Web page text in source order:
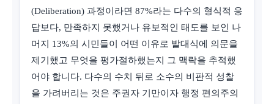
(Deliberation) 과정이라면 87%라는 다수의 형식적 응
답보다, 만족하지 못했거나 유보적인 태도를 보인 나
머지 13%의 시민들이 어떤 이유로 발대식에 의문을
제기했고 무엇을 평가절하했는지 그 맥락을 추적했
어야 합니다. 다수의 수치 뒤로 소수의 비판적 성찰
을 가려버리는 것은 주권자 기만이자 행정 편의주의